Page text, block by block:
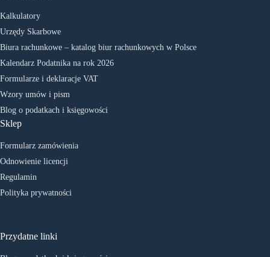
Kalkulatory
Urzędy Skarbowe
Biura rachunkowe – katalog biur rachunkowych w Polsce
Kalendarz Podatnika na rok 2026
Formularze i deklaracje VAT
Wzory umów i pism
Blog o podatkach i księgowości
Sklep
Formularz zamówienia
Odnowienie licencji
Regulamin
Polityka prywatności
Przydatne linki